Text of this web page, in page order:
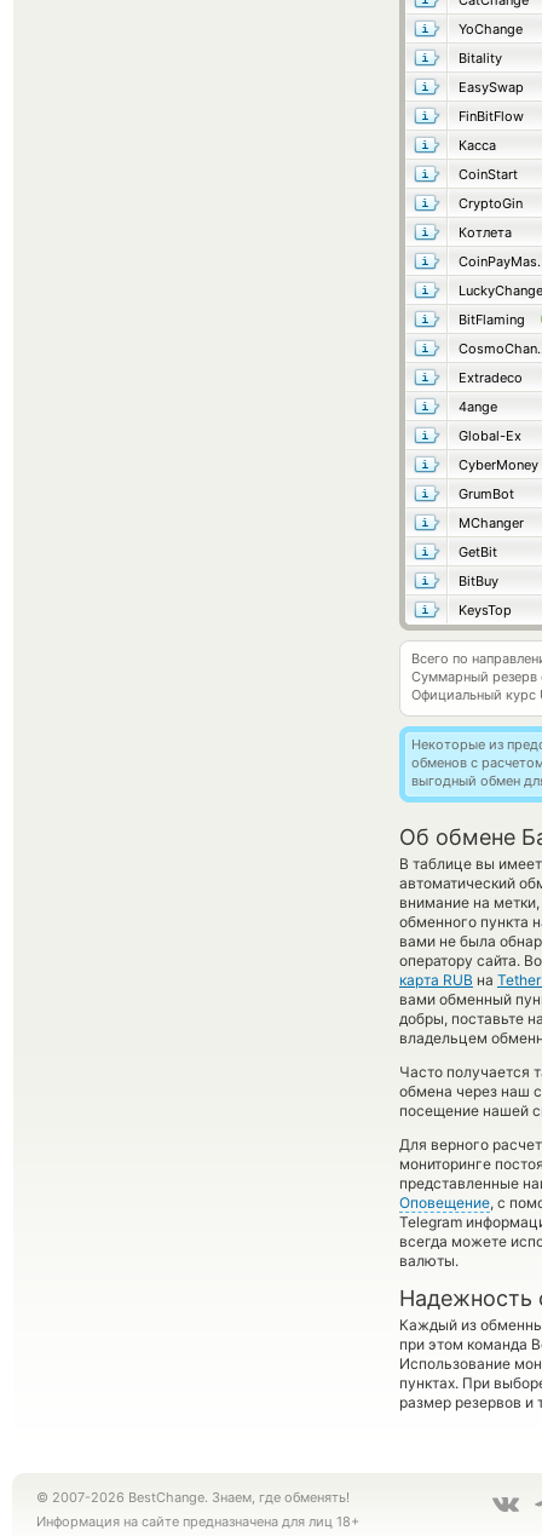
YoChange
Bitality
EasySwap
FinBitFlow
Касса
CoinStart
CryptoGin
Котлета
LuckyChange
BitFlaming
Extradeco
4ange
Global-Ex
CyberMoney
GrumBot
MChanger
GetBit
BitBuy
KeysTop
Всего по
Суммарный резерв
Официальный курс
Некоторые из
обменов с
выгодный обмен
Об обмене
В таблице вы
автоматический
внимание на
обменного пункта
вами не была
оператору сайта.
карта RUB на
вами обменный
добры, поставьте
владельцем
Часто получается
обмена через наш
посещение нашей
Для верного
мониторинге
представленные
Оповещение, с
Telegram
всегда можете
валюты.
Надежность
Каждый из
при этом команда
Использование
пунктах. При
размер резервов и
© 2007-2026 BestChange. Знаем, где обменять!
Информация на сайте предназначена для лиц 18+